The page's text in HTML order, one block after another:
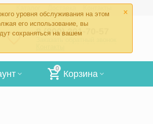
×
уровня обслуживания на этом
его использование, вы
сохраняться на вашем
8 (800) 201-70-57
0
Корзина